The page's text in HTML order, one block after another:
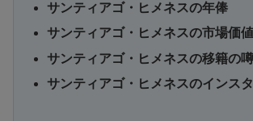
サンティアゴ・ヒメネスの年俸
サンティアゴ・ヒメネスの市場価値
サンティアゴ・ヒメネスの移籍の噂
サンティアゴ・ヒメネスのインスタ